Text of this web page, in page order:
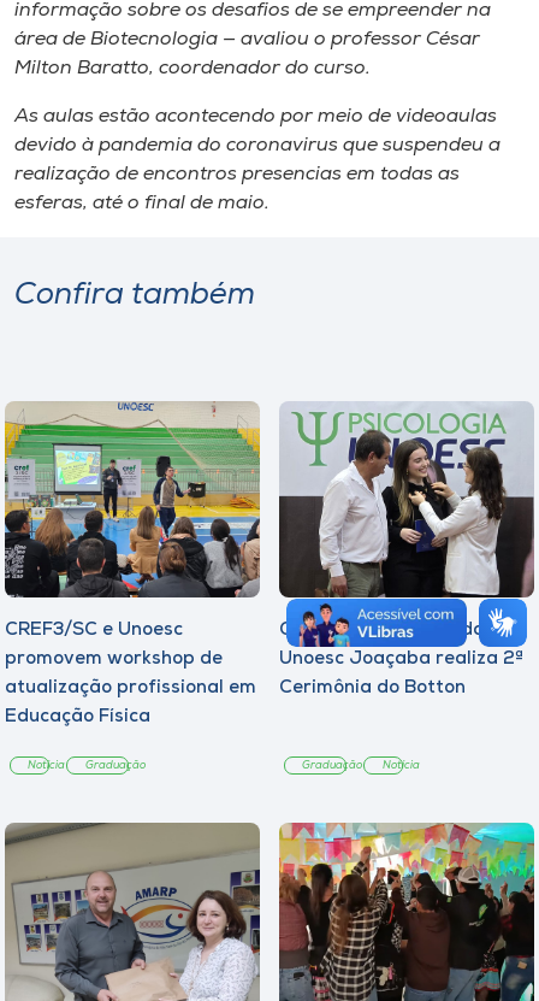
informação sobre os desafios de se empreender na
área de Biotecnologia — avaliou o professor César
Milton Baratto, coordenador do curso.
As aulas estão acontecendo por meio de videoaulas
devido à pandemia do coronavirus que suspendeu a
realização de encontros presencias em todas as
esferas, até o final de maio.
Confira também
CREF3/SC e Unoesc
promovem workshop de
atualização profissional em
Educação Física
Notícia Graduação
Curso de Psicologia da
Unoesc Joaçaba realiza 2ª
Cerimônia do Botton
Graduação Notícia